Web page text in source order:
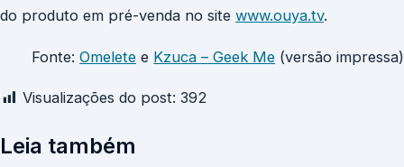
do produto em pré-venda no site www.ouya.tv.
Fonte: Omelete e Kzuca – Geek Me (versão impressa)
Visualizações do post: 392
Leia também